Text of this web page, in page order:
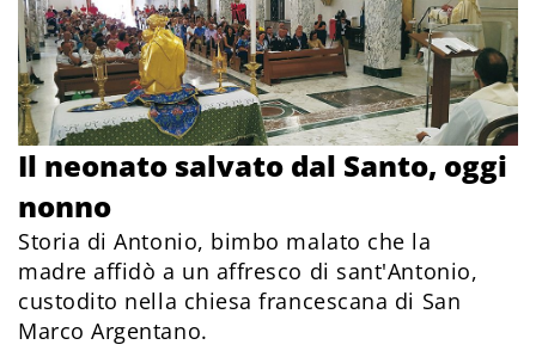
Il neonato salvato dal Santo, oggi
nonno
Storia di Antonio, bimbo malato che la
madre affidò a un affresco di sant'Antonio,
custodito nella chiesa francescana di San
Marco Argentano.